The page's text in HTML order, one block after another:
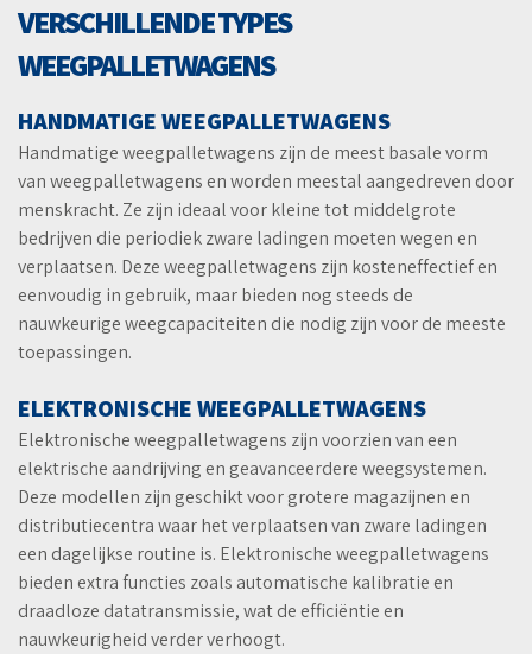
VERSCHILLENDE TYPES
WEEGPALLETWAGENS
HANDMATIGE WEEGPALLETWAGENS
Handmatige weegpalletwagens zijn de meest basale vorm
van weegpalletwagens en worden meestal aangedreven door
menskracht. Ze zijn ideaal voor kleine tot middelgrote
bedrijven die periodiek zware ladingen moeten wegen en
verplaatsen. Deze weegpalletwagens zijn kosteneffectief en
eenvoudig in gebruik, maar bieden nog steeds de
nauwkeurige weegcapaciteiten die nodig zijn voor de meeste
toepassingen.
ELEKTRONISCHE WEEGPALLETWAGENS
Elektronische weegpalletwagens zijn voorzien van een
elektrische aandrijving en geavanceerdere weegsystemen.
Deze modellen zijn geschikt voor grotere magazijnen en
distributiecentra waar het verplaatsen van zware ladingen
een dagelijkse routine is. Elektronische weegpalletwagens
bieden extra functies zoals automatische kalibratie en
draadloze datatransmissie, wat de efficiëntie en
nauwkeurigheid verder verhoogt.